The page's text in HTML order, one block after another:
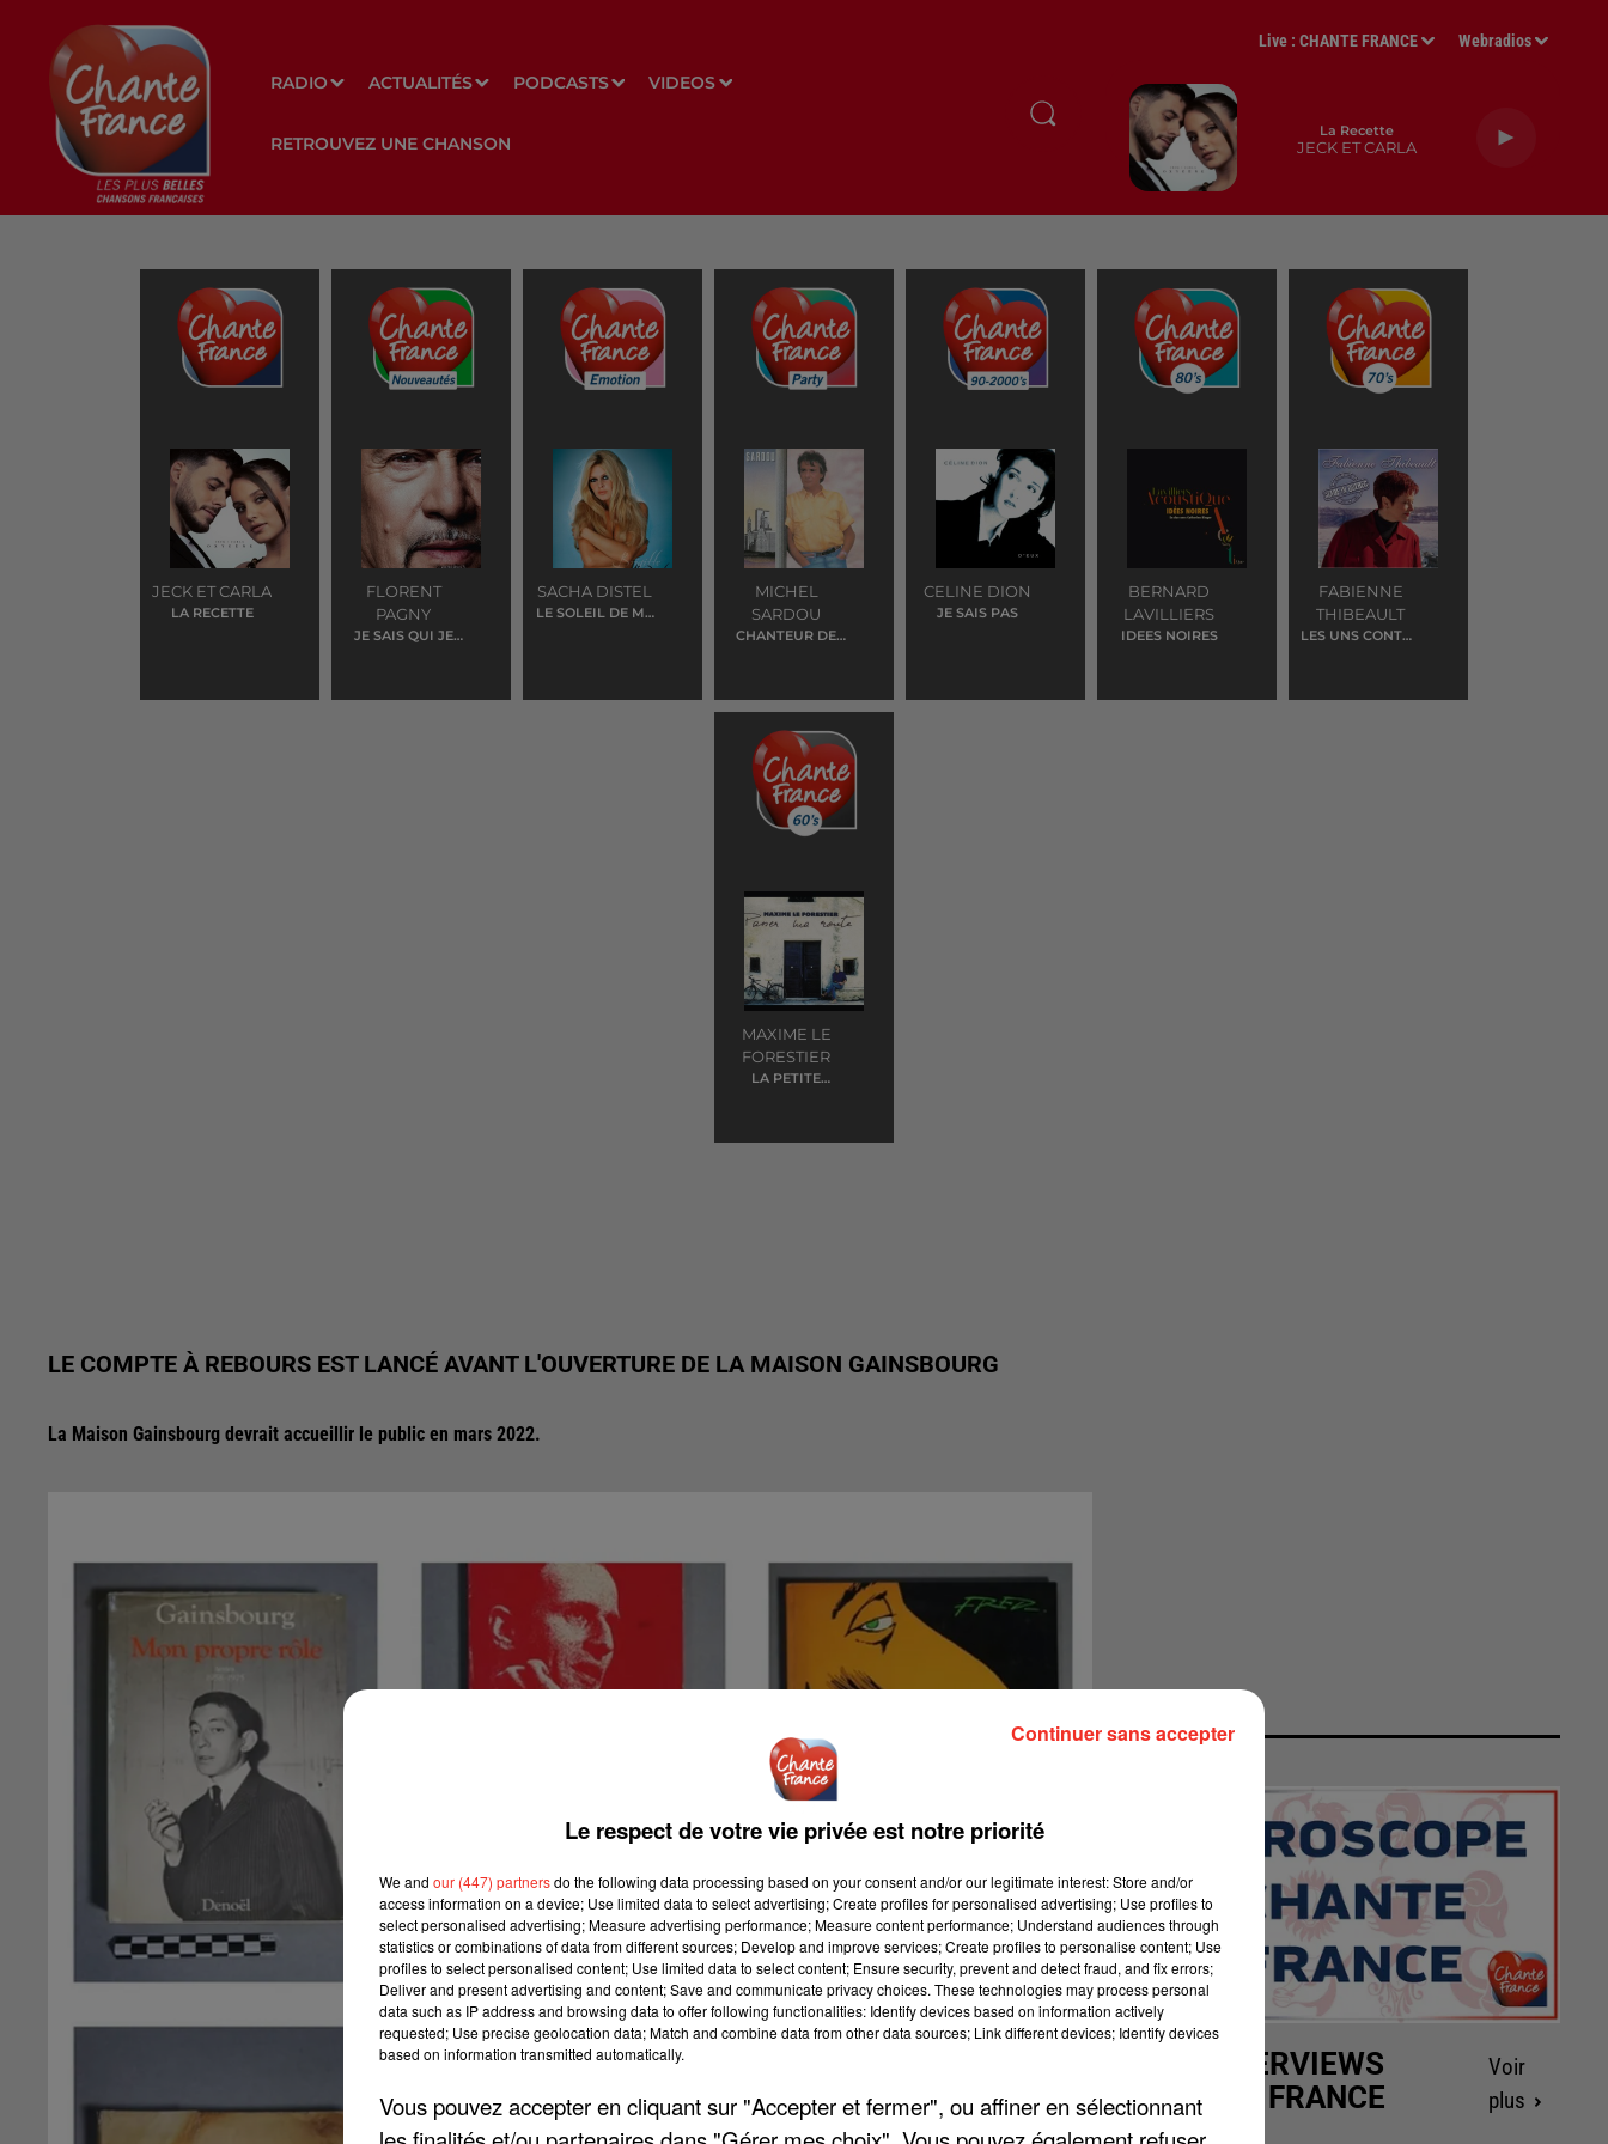
RADIO ACTUALITÉS PODCASTS VIDEOS
RETROUVEZ UNE CHANSON
Live :CHANTE FRANCE Webradios
La Recette
JECK ET CARLA
JECK ET CARLA
LA RECETTE
FLORENT
PAGNY
JE SAIS QUI JE
SACHA DISTEL
LE SOLEIL DE MA
MICHEL
SARDOU
CHANTEUR DE
CELINE DION
JE SAIS PAS
BERNARD
LAVILLIERS
IDEES NOIRES
FABIENNE
THIBEAULT
LES UNS CONTRE
MAXIME LE
FORESTIER
LA PETITE
LE COMPTE À REBOURS EST LANCÉ AVANT L'OUVERTURE DE LA MAISON GAINSBOURG
La Maison Gainsbourg devrait accueillir le public en mars 2022.
LES INTERVIEWS
CHANTE FRANCE
Voir
plus
Le respect de votre vie privée est notre priorité
We and our (447) partnersdo the following data processing based on your consent and/or our legitimate interest: Store and/or
access information on a device; Use limited data to select advertising; Create profiles for personalised advertising; Use profiles to
select personalised advertising; Measure advertising performance; Measure content performance; Understand audiences through
statistics or combinations of data from different sources; Develop and improve services; Create profiles to personalise content; Use
profiles to select personalised content; Use limited data to select content; Ensure security, prevent and detect fraud, and fix errors;
Deliver and present advertising and content; Save and communicate privacy choices. These technologies may process personal
data such as IP address and browsing data to offer following functionalities: Identify devices based on information actively
requested; Use precise geolocation data; Match and combine data from other data sources; Link different devices; Identify devices
based on information transmitted automatically.
Vous pouvez accepter en cliquant sur "Accepter et fermer", ou affiner en sélectionnant
Continuer sans accepter